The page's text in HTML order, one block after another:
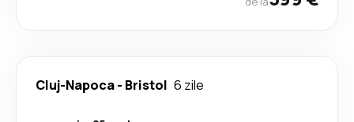
Cluj-Napoca- Bristol 6 zile